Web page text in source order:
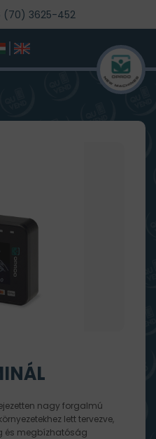
(70) 3625-452
nagy forgalmú
lett tervezve,
és megbízhatóság